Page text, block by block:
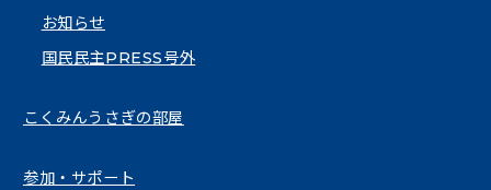
お知らせ
国民民主PRESS号外
こくみんうさぎの部屋
参加・サポート